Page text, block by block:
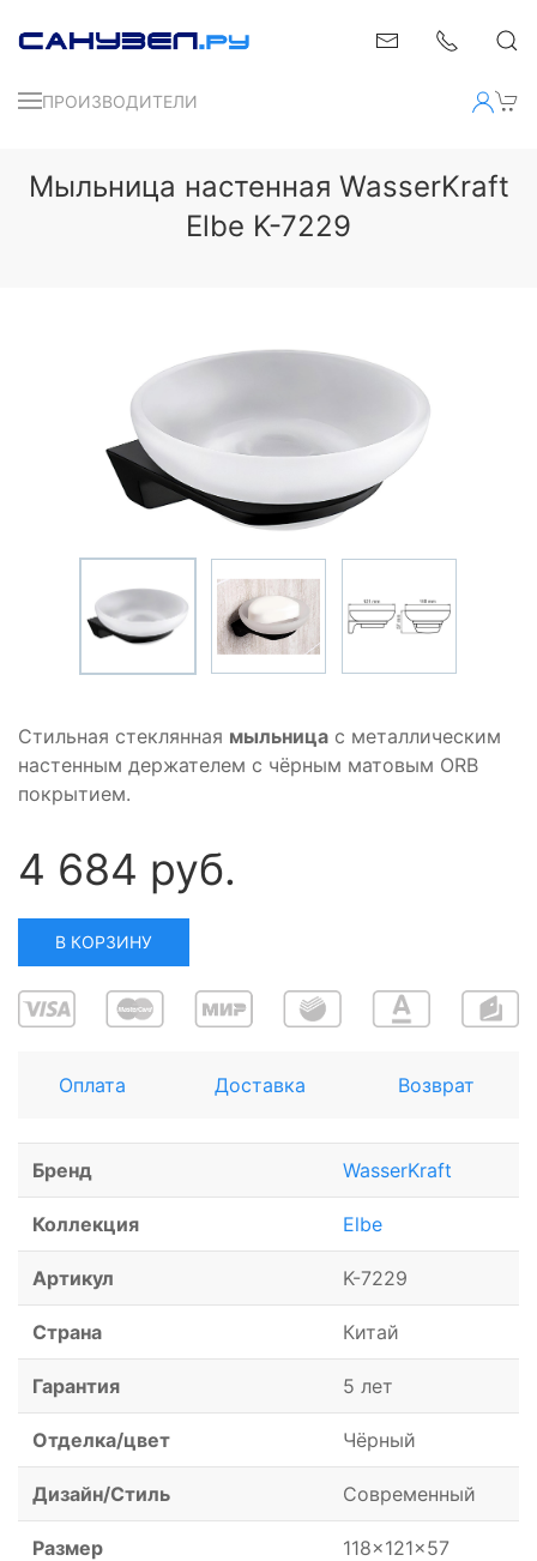
ПРОИЗВОДИТЕЛИ
Мыльница настенная WasserKraft
Elbe K-7229
Стильная стеклянная мыльница с металлическим
настенным держателем с чёрным матовым ORB
покрытием.
4 684 руб.
В КОРЗИНУ
Оплата Доставка Возврат
Бренд WasserKraft
Коллекция Elbe
Артикул K-7229
Страна Китай
Гарантия 5 лет
Отделка/цвет Чёрный
Дизайн/Стиль Современный
Размер 118x121x57